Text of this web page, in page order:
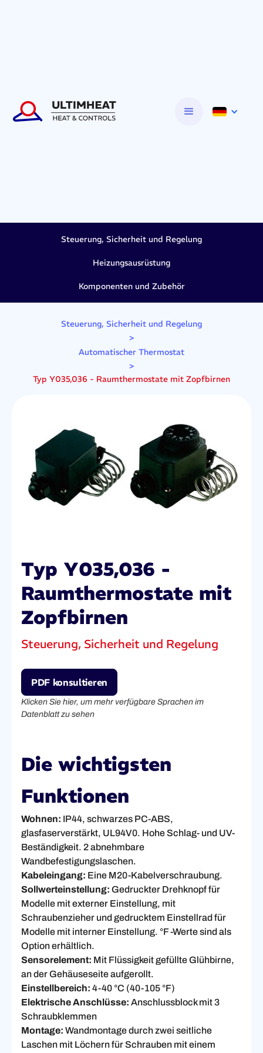
Steuerung, Sicherheit und Regelung
Heizungsausrüstung
Komponenten und Zubehör
Steuerung, Sicherheit und Regelung
>
Automatischer Thermostat
>
Typ Y035,036 - Raumthermostate mit Zopfbirnen
Typ Y035,036 -
Raumthermostate mit
Zopfbirnen
Steuerung, Sicherheit und Regelung
PDF konsultieren
Klicken Sie hier, um mehr verfügbare Sprachen im
Datenblatt zu sehen
Die wichtigsten
Funktionen
Wohnen: IP44, schwarzes PC-ABS,
glasfaserverstärkt, UL94V0. Hohe Schlag- und UV-
Beständigkeit. 2 abnehmbare
Wandbefestigungslaschen.
Kabeleingang: Eine M20-Kabelverschraubung.
Sollwerteinstellung: Gedruckter Drehknopf für
Modelle mit externer Einstellung, mit
Schraubenzieher und gedrucktem Einstellrad für
Modelle mit interner Einstellung. °F -Werte sind als
Option erhältlich.
Sensorelement: Mit Flüssigkeit gefüllte Glühbirne,
an der Gehäuseseite aufgerollt.
Einstellbereich: 4-40 °C (40-105 °F)
Elektrische Anschlüsse: Anschlussblock mit 3
Schraubklemmen
Montage: Wandmontage durch zwei seitliche
Laschen mit Löchern für Schrauben mit einem